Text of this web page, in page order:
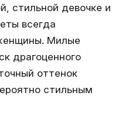
стильной девочке и
всегда
Милые
драгоценного
оттенок
стильным